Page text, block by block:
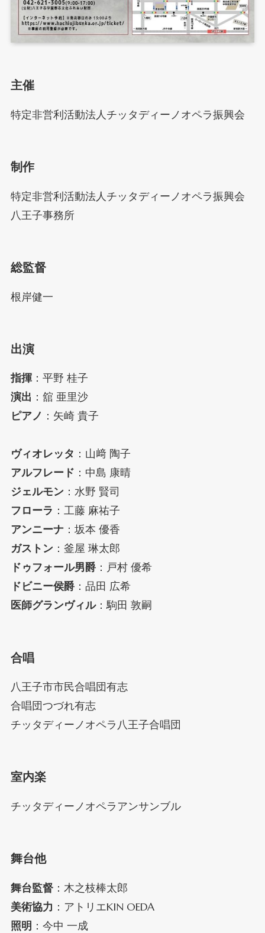
主催
特定非営利活動法人チッタディーノオペラ振興会
制作
特定非営利活動法人チッタディーノオペラ振興会
八王子事務所
総監督
根岸健一
出演
指揮：平野 桂子
演出 ：舘 亜里沙
ピアノ ：矢崎 貴子
ヴィオレッタ ：山﨑 陶子
アルフレード ：中島 康晴
ジェルモン ：水野 賢司
フローラ ：工藤 麻祐子
アンニーナ：坂本 優香
ガストン ：釜屋 琳太郎
ドゥフォール男爵：戸村 優希
ドビニー侯爵：品田 広希
医師グランヴィル：駒田 敦嗣
合唱
八王子市市民合唱団有志
合唱団つづれ有志
チッタディーノオペラ八王子合唱団
室内楽
チッタディーノオペラアンサンブル
舞台他
舞台監督：木之枝棒太郎
美術協力 ：アトリエKIN OEDA
照明 ：今中 一成